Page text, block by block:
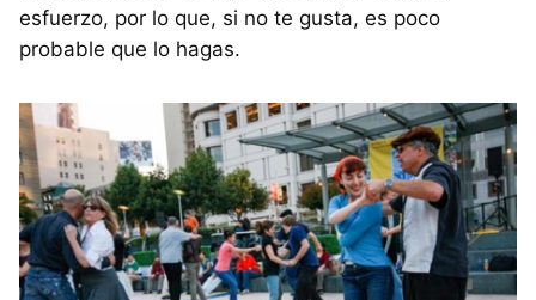
esfuerzo, por lo que, si no te gusta, es poco
probable que lo hagas.